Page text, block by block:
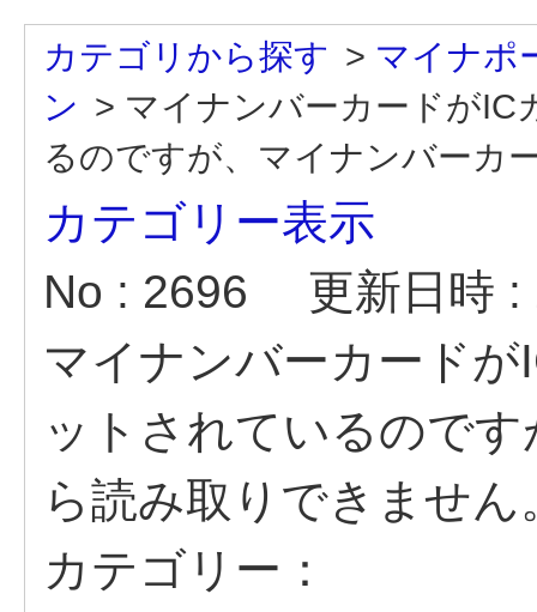
カテゴリから探す > マイナポ
ン > マイナンバーカードがIC
るのですが、マイナンバーカ
カテゴリー表示
No : 2696
更新日時
マイナンバーカード
ットされているので
ら読み取りできませ
カテゴリー：